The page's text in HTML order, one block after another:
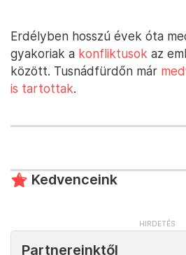
Erdélyben hosszú évek óta
gyakoriak a konfliktusok az
között. Tusnádfürdőn már
is tartottak.
Kedvenceink
Partnereinktől